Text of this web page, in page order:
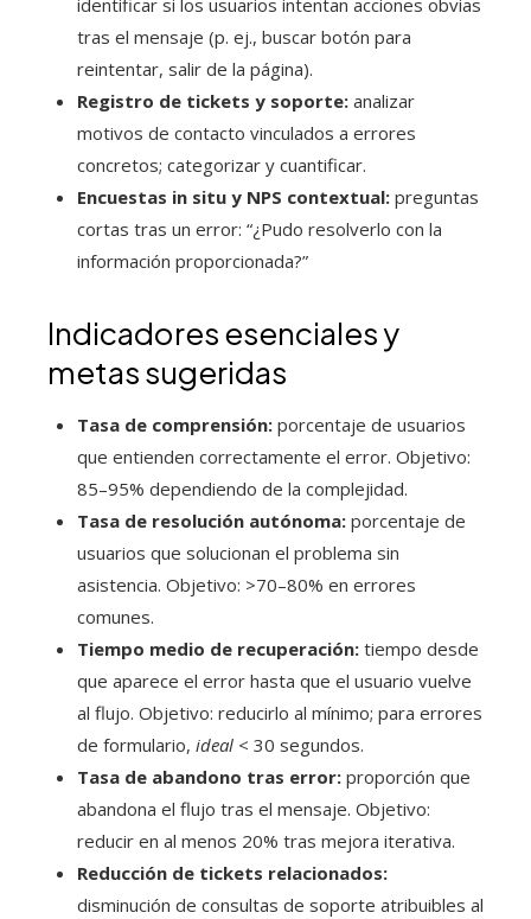
identificar si los usuarios intentan acciones obvias
tras el mensaje (p. ej., buscar botón para
reintentar, salir de la página).
Registro de tickets y soporte: analizar
motivos de contacto vinculados a errores
concretos; categorizar y cuantificar.
Encuestas in situ y NPS contextual: preguntas
cortas tras un error: “¿Pudo resolverlo con la
información proporcionada?”
Indicadores esenciales y
metas sugeridas
Tasa de comprensión: porcentaje de usuarios
que entienden correctamente el error. Objetivo:
85–95% dependiendo de la complejidad.
Tasa de resolución autónoma: porcentaje de
usuarios que solucionan el problema sin
asistencia. Objetivo: >70–80% en errores
comunes.
Tiempo medio de recuperación: tiempo desde
que aparece el error hasta que el usuario vuelve
al flujo. Objetivo: reducirlo al mínimo; para errores
de formulario, ideal < 30 segundos.
Tasa de abandono tras error: proporción que
abandona el flujo tras el mensaje. Objetivo:
reducir en al menos 20% tras mejora iterativa.
Reducción de tickets relacionados:
disminución de consultas de soporte atribuibles al